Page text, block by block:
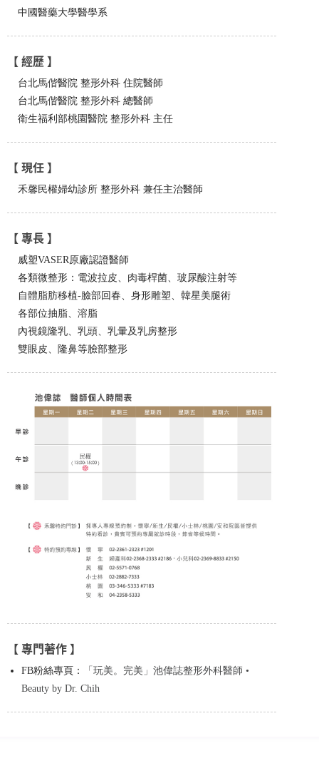
中國醫藥大學醫學系
【 經歷 】
台北馬偕醫院 整形外科 住院醫師
台北馬偕醫院 整形外科 總醫師
衛生福利部桃園醫院 整形外科 主任
【 現任 】
禾馨民權婦幼診所 整形外科 兼任主治醫師
【 專長 】
威塑VASER原廠認證醫師
各類微整形：電波拉皮、肉毒桿菌、玻尿酸注射等
自體脂肪移植-臉部回春、身形雕塑、韓星美腿術
各部位抽脂、溶脂
內視鏡隆乳、乳頭、乳暈及乳房整形
雙眼皮、隆鼻等臉部整形
【 專門著作 】
FB粉絲專頁：
「玩美。完美」池偉誌整形外科醫師 •
Beauty by Dr. Chih